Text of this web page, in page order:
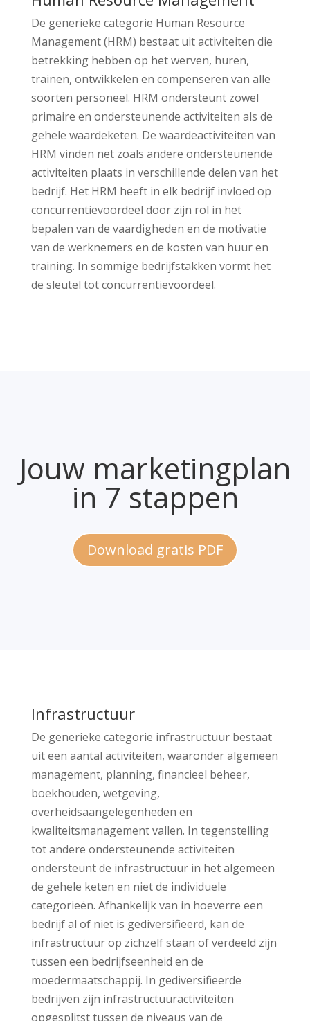
De generieke categorie Human Resource
Management (HRM) bestaat uit activiteiten die
betrekking hebben op het werven, huren,
trainen, ontwikkelen en compenseren van alle
soorten personeel. HRM ondersteunt zowel
primaire en ondersteunende activiteiten als de
gehele waardeketen. De waardeactiviteiten van
HRM vinden net zoals andere ondersteunende
activiteiten plaats in verschillende delen van het
bedrijf. Het HRM heeft in elk bedrijf invloed op
concurrentievoordeel door zijn rol in het
bepalen van de vaardigheden en de motivatie
van de werknemers en de kosten van huur en
training. In sommige bedrijfstakken vormt het
de sleutel tot concurrentievoordeel.
Jouw marketingplan
in 7 stappen
Download gratis PDF
Infrastructuur
De generieke categorie infrastructuur bestaat
uit een aantal activiteiten, waaronder algemeen
management, planning, financieel beheer,
boekhouden, wetgeving,
overheidsaangelegenheden en
kwaliteitsmanagement vallen. In tegenstelling
tot andere ondersteunende activiteiten
ondersteunt de infrastructuur in het algemeen
de gehele keten en niet de individuele
categorieën. Afhankelijk van in hoeverre een
bedrijf al of niet is gediversifieerd, kan de
infrastructuur op zichzelf staan of verdeeld zijn
tussen een bedrijfseenheid en de
moedermaatschappij. In gediversifieerde
bedrijven zijn infrastructuuractiviteiten
opgesplitst tussen de niveaus van de